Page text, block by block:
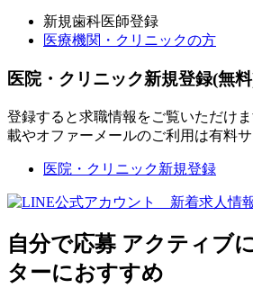
新規歯科医師登録
医療機関・クリニックの方
医院・クリニック新規登録(無
登録すると求職情報をご覧いただけ
載やオファーメールのご利用は有料サ
医院・クリニック新規登録
自分で応募 アクティブ
ターにおすすめ